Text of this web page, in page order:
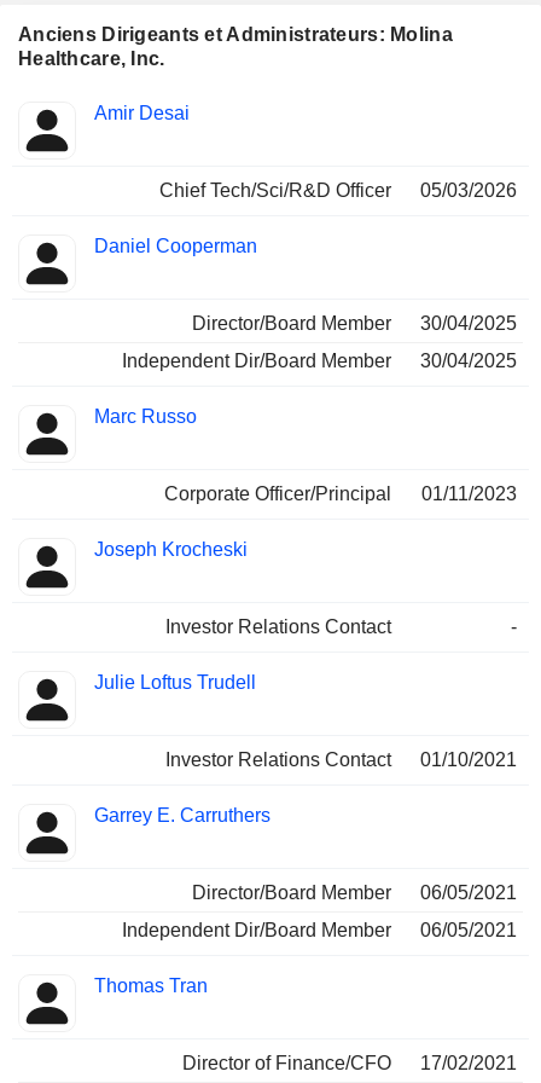
Anciens Dirigeants et Administrateurs: Molina
Healthcare, Inc.
Insider
Fonctions
Amir Desai
Chief Tech/Sci/R&D Officer 05/03/2026
Daniel Cooperman
Director/Board Member
30/04/2025
Independent Dir/Board Member
30/04/2025
Marc Russo
Corporate Officer/Principal 01/11/2023
Joseph Krocheski
Investor Relations Contact -
Julie Loftus Trudell
Investor Relations Contact 01/10/2021
Garrey E. Carruthers
Director/Board Member
06/05/2021
Independent Dir/Board Member
06/05/2021
Thomas Tran
Director of Finance/CFO 17/02/2021